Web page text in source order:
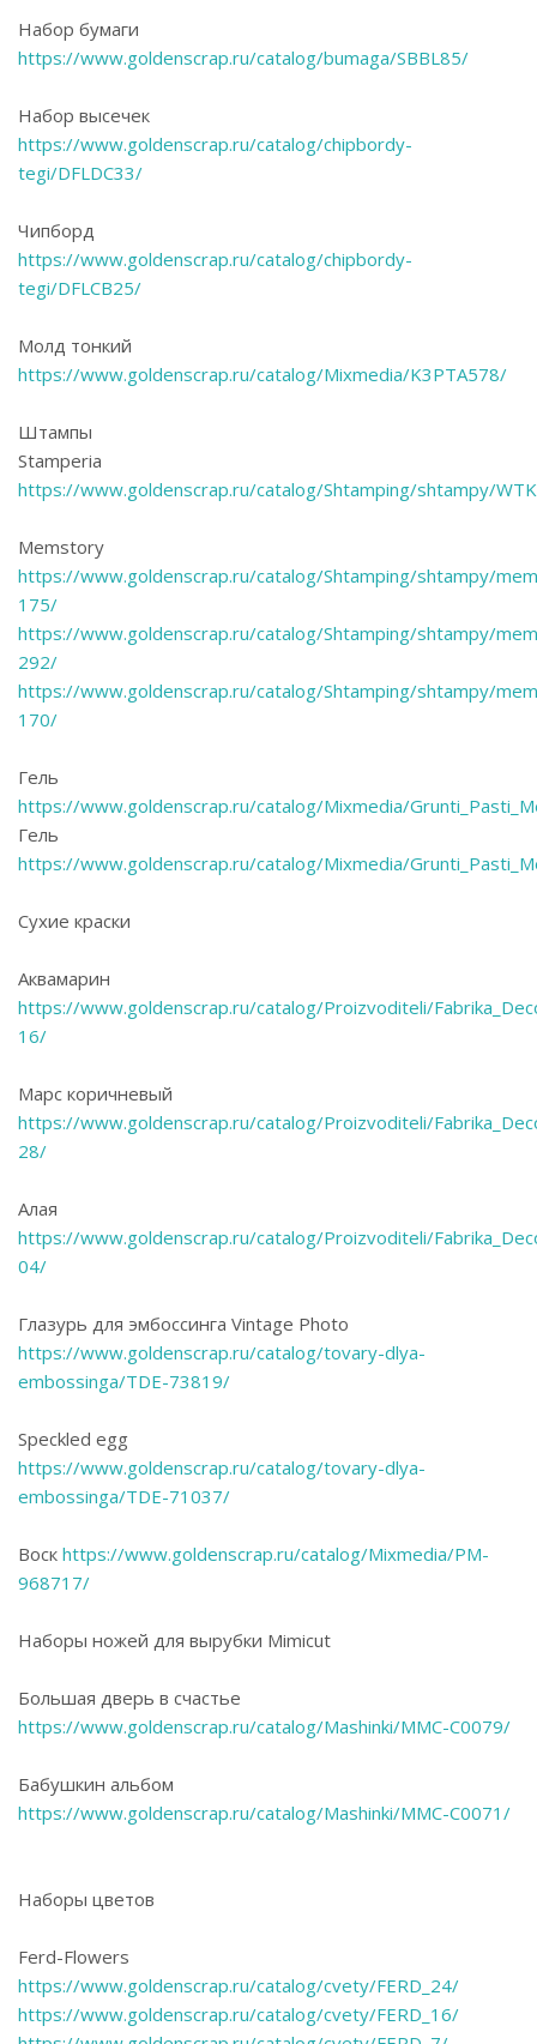
Набор бумаги
https://www.goldenscrap.ru/catalog/bumaga/SBBL85/
Набор высечек
https://www.goldenscrap.ru/catalog/chipbordy-
tegi/DFLDC33/
Чипборд
https://www.goldenscrap.ru/catalog/chipbordy-
tegi/DFLCB25/
Молд тонкий
https://www.goldenscrap.ru/catalog/Mixmedia/K3PTA578/
Штампы
Stamperia
https://www.goldenscrap.ru/catalog/Shtamping/shtampy/
Memstory
https://www.goldenscrap.ru/catalog/Shtamping/shtampy/
175/
https://www.goldenscrap.ru/catalog/Shtamping/shtampy/
292/
https://www.goldenscrap.ru/catalog/Shtamping/shtampy/
170/
Гель
https://www.goldenscrap.ru/catalog/Mixmedia/
Гель
https://www.goldenscrap.ru/catalog/Mixmedia/
Сухие краски
Аквамарин
https://www.goldenscrap.ru/catalog/Proizvoditeli/
16/
Марс коричневый
https://www.goldenscrap.ru/catalog/Proizvoditeli/
28/
Алая
https://www.goldenscrap.ru/catalog/Proizvoditeli/
04/
Глазурь для эмбоссинга Vintage Photo
https://www.goldenscrap.ru/catalog/tovary-dlya-
embossinga/TDE-73819/
Speckled egg
https://www.goldenscrap.ru/catalog/tovary-dlya-
embossinga/TDE-71037/
Воск https://www.goldenscrap.ru/catalog/Mixmedia/PM-
968717/
Наборы ножей для вырубки Mimicut
Большая дверь в счастье
https://www.goldenscrap.ru/catalog/Mashinki/MMC-C0079/
Бабушкин альбом
https://www.goldenscrap.ru/catalog/Mashinki/MMC-C0071/
Наборы цветов
Ferd-Flowers
https://www.goldenscrap.ru/catalog/cvety/FERD_24/
https://www.goldenscrap.ru/catalog/cvety/FERD_16/